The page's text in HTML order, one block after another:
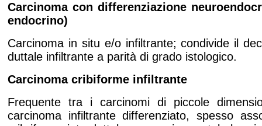
Carcinoma con differenziazione
endocrino)
Carcinoma in situ e/o infiltrante; condivide il
duttale infiltrante a parità di grado istologico.
Carcinoma cribiforme infiltrante
Frequente tra i carcinomi di piccole
carcinoma infiltrante differenziato, spesso